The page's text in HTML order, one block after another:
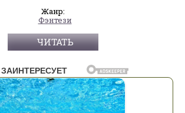
Жанр:
Фэнтези
ЧИТАТЬ